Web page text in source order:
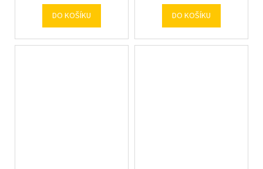
DO KOŠÍKU DO KOŠÍKU